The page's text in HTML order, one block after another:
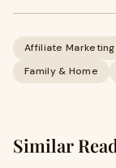
Affiliate Marketing
Family & Home
Similar